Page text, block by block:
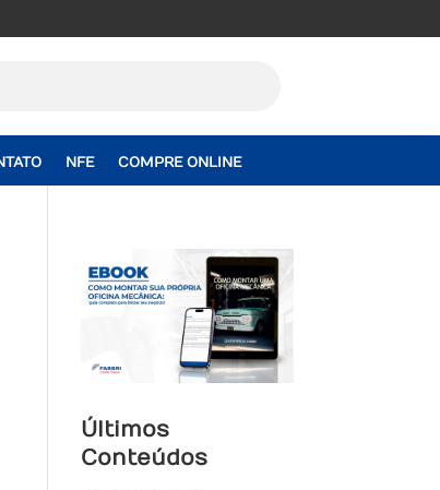
NFE COMPRE ONLINE
Últimos
Conteúdos